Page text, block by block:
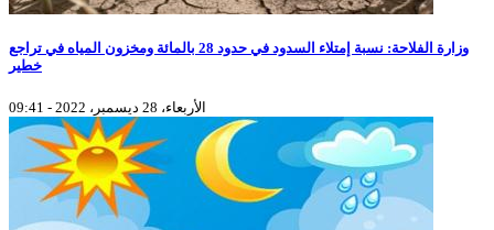
وزارة الفلاحة: نسبة إمتلاء السدود في حدود 28 بالمائة ومخزون المياه في تراجع
خطير
الأربعاء، 28 ديسمبر، 2022 - 09:41